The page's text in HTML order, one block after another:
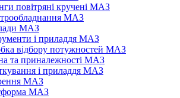
повітряні кручені МАЗ
МАЗ
МАЗ
і приладдя МАЗ
відбору потужностей МАЗ
та приналежності МАЗ
і приладдя МАЗ
МАЗ
МАЗ